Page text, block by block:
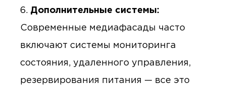
Дополнительные системы:
Современные медиафасады часто
включают системы мониторинга
состояния, удаленного управления,
резервирования питания — все это